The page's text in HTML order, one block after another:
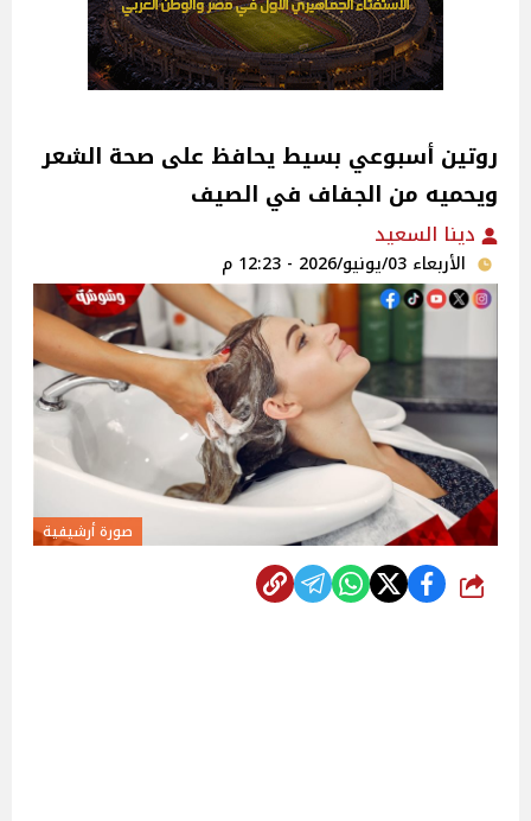
روتين أسبوعي بسيط يحافظ على صحة الشعر
ويحميه من الجفاف في الصيف
دينا السعيد
الأربعاء 03/يونيو/2026 - 12:23 م
صورة أرشيفية
شارك